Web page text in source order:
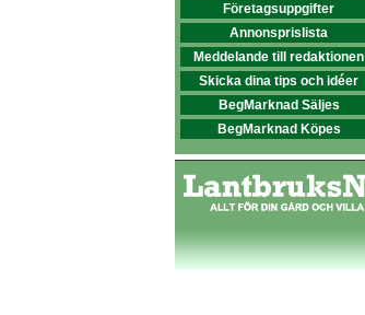
Företagsuppgifter
Annonsprislista
Meddelande till redaktionen
Skicka dina tips och idéer
BegMarknad Säljes
BegMarknad Köpes